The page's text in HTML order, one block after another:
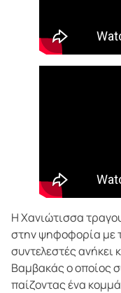
Η Χανιώτισσα
στην ψηφοφορία με
συντελεστές ανήκει
Βαμβακάς ο οποίος
παίζοντας ένα